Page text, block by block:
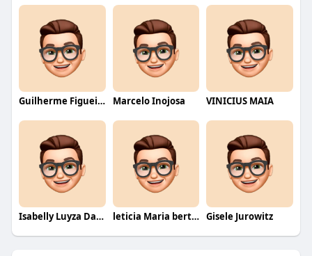
Guilherme Figueiredo Marcelo Inojosa VINICIUS MAIA
Isabelly Luyza Da Costa melo leticia Maria bertino Mello de andrade Gisele Jurowitz